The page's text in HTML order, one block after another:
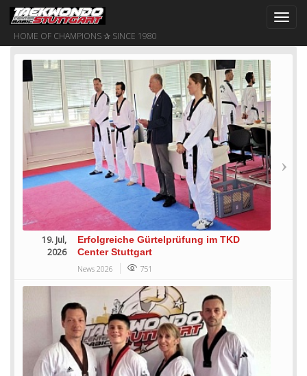
HOME OF CHAMPIONS ✰ SINCE 1980
19. Jul,
2026
Erfolgreiche Gürtelprüfung im TKD
Center Stuttgart
News 2026 751